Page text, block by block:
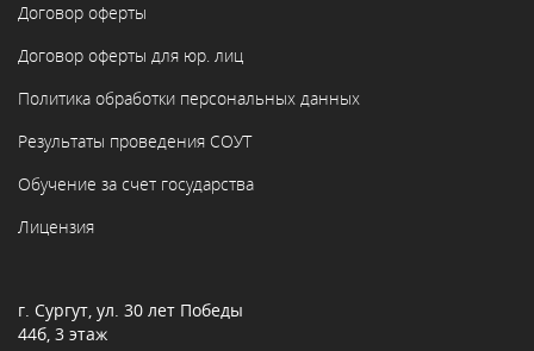
Договор оферты
Договор оферты для юр. лиц
Политика обработки персональных данных
Результаты проведения СОУТ
Обучение за счет государства
Лицензия
г. Сургут, ул. 30 лет Победы
44б, 3 этаж